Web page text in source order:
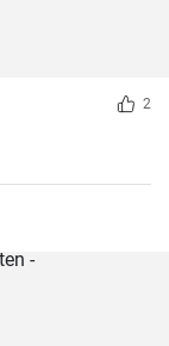
2